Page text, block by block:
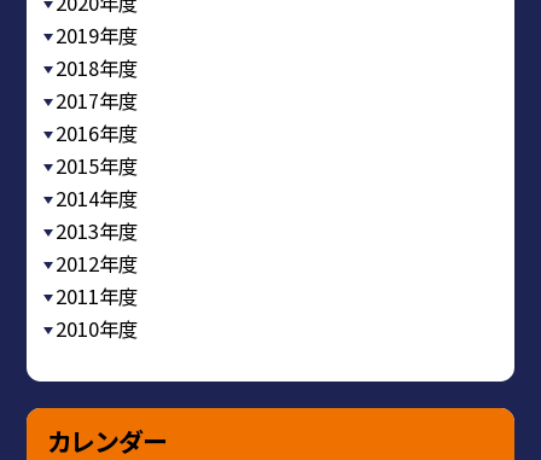
2019年度
2018年度
2017年度
2016年度
2015年度
2014年度
2013年度
2012年度
2011年度
2010年度
カレンダー